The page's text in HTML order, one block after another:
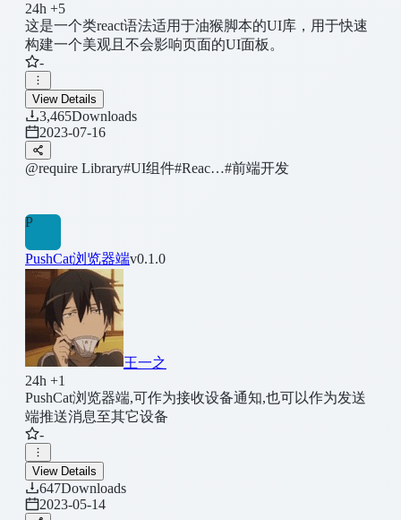
24h +5
这是一个类react语法适用于油猴脚本的UI库，用于快速
构建一个美观且不会影响页面的UI面板。
-
View Details
3,465Downloads
2023-07-16
@require Library#UI组件#Reac…#前端开发
P
PushCat浏览器端v0.1.0
王一之
24h +1
PushCat浏览器端,可作为接收设备通知,也可以作为发送
端推送消息至其它设备
-
View Details
647Downloads
2023-05-14